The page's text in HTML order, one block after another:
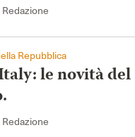
Repubblica
le novità del